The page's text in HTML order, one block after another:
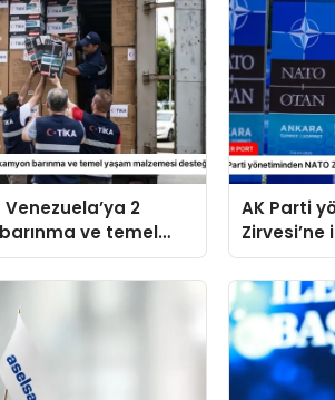
Venezuela’ya 2
ve temel
desteği
AK Parti
Zirvesi’ne